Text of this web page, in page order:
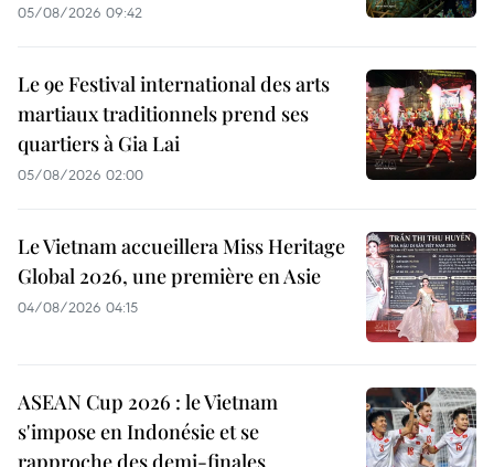
05/08/2026 09:42
Le 9e Festival international des arts
martiaux traditionnels prend ses
quartiers à Gia Lai
05/08/2026 02:00
Le Vietnam accueillera Miss Heritage
Global 2026, une première en Asie
04/08/2026 04:15
ASEAN Cup 2026 : le Vietnam
s'impose en Indonésie et se
rapproche des demi-finales